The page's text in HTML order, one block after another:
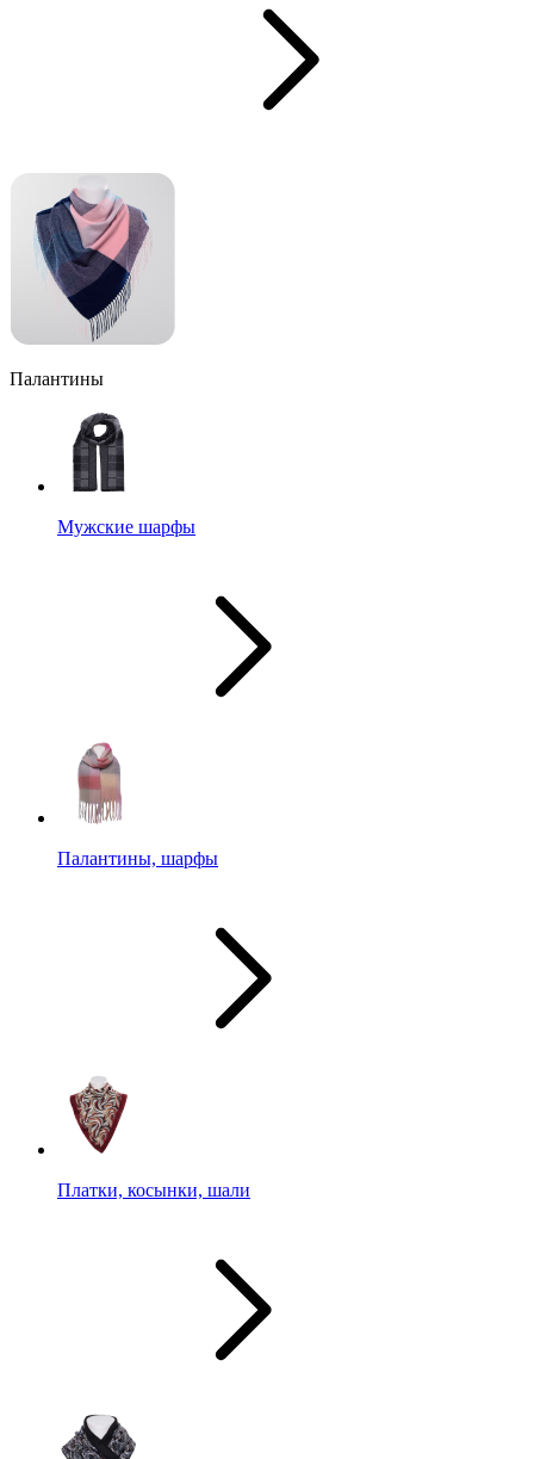
Палантины
Мужские шарфы
Палантины, шарфы
Платки, косынки, шали